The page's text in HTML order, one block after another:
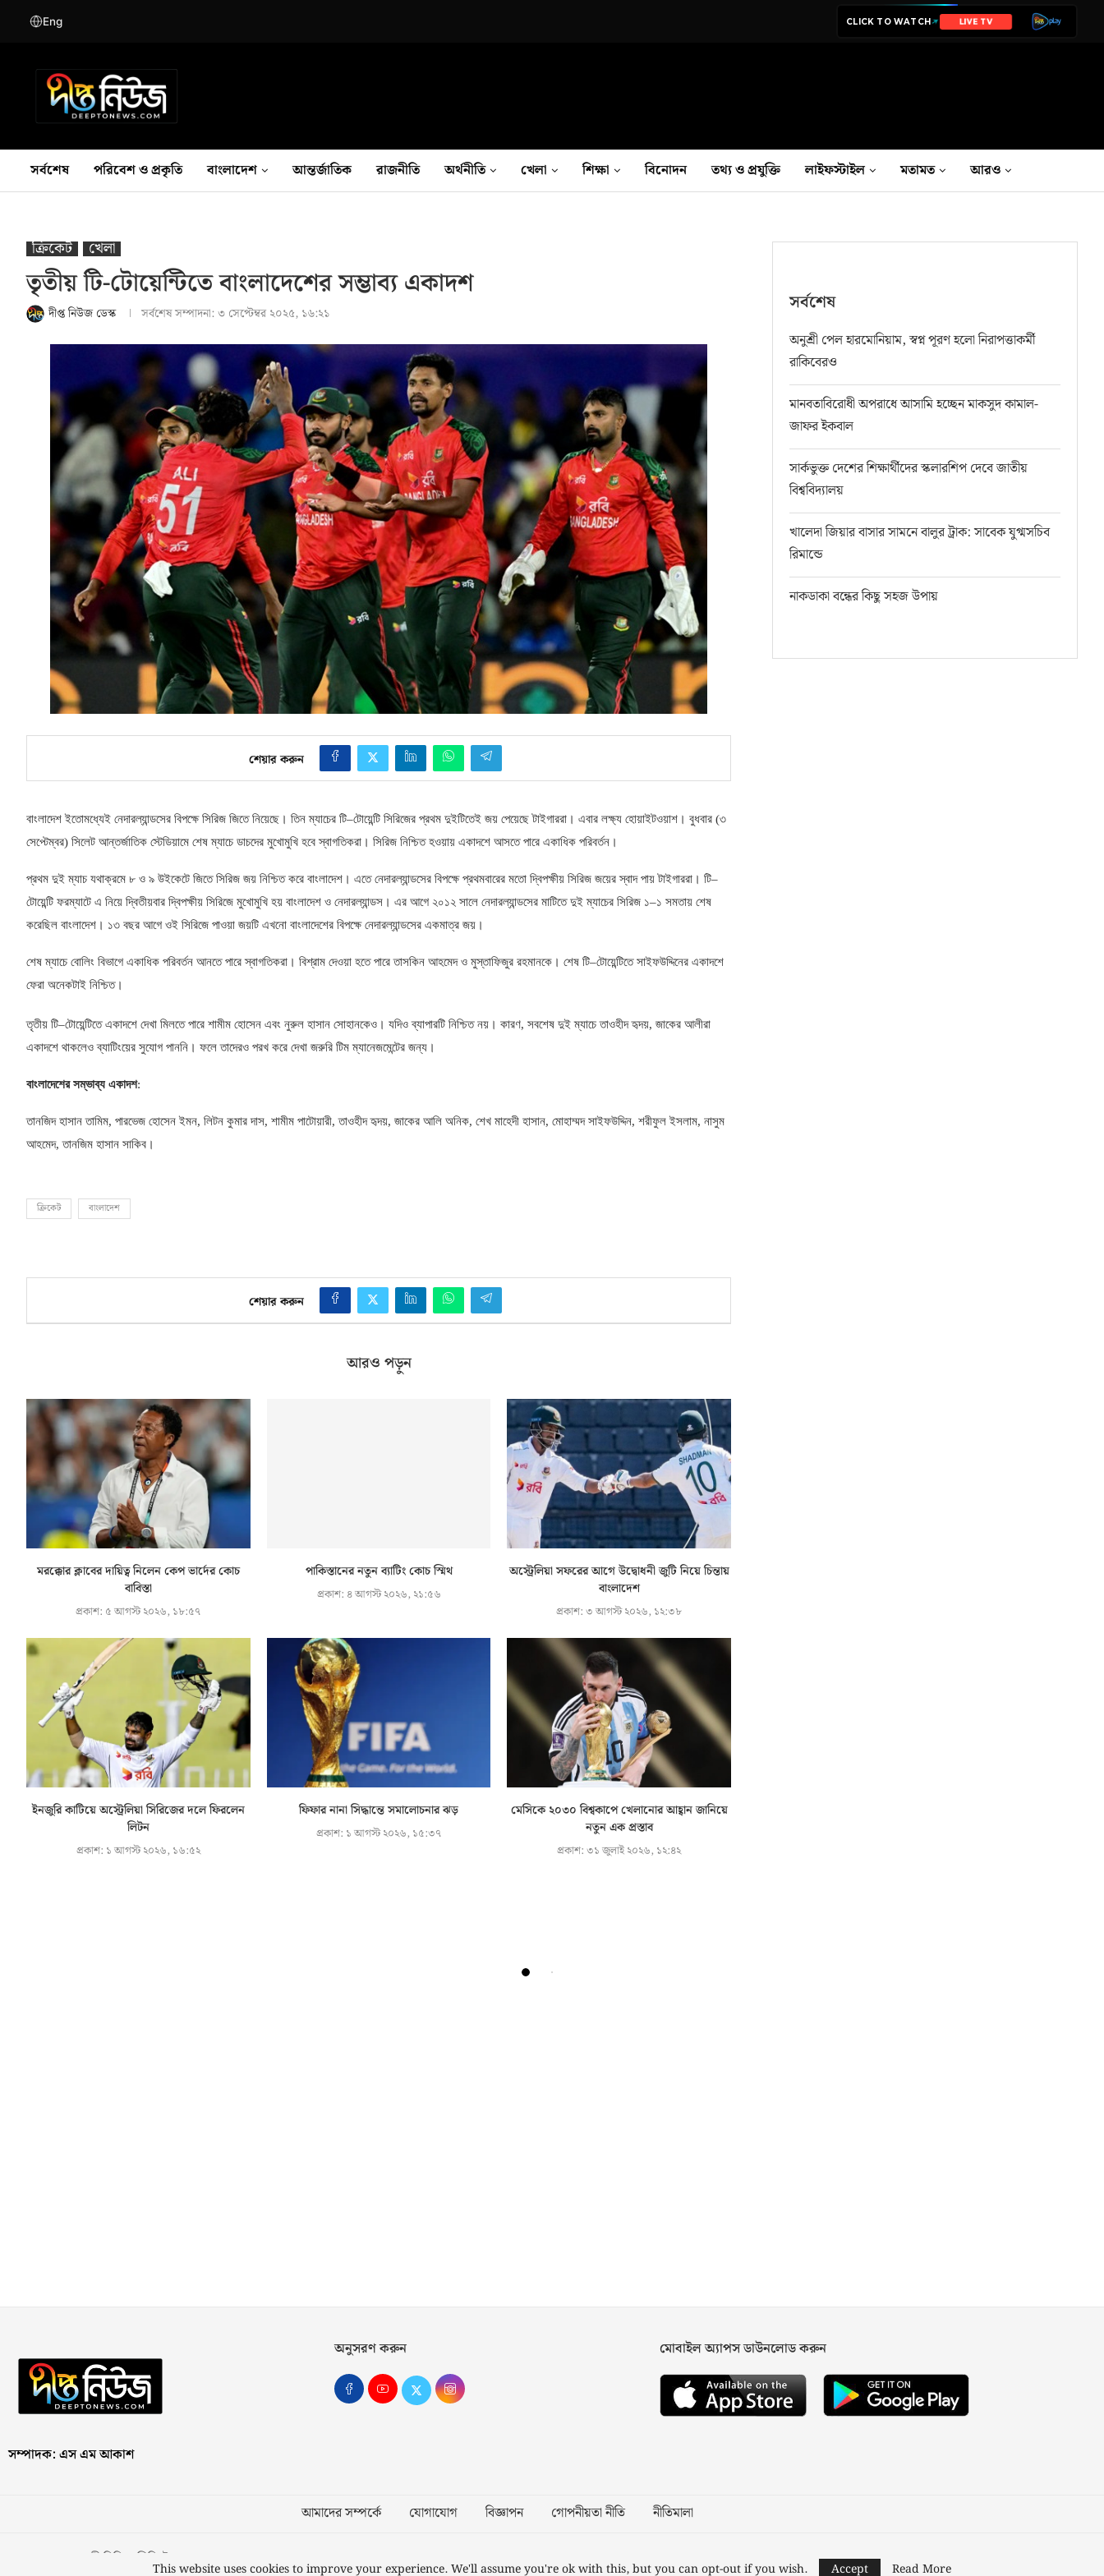
Eng CLICK TO WATCH NEWS
সর্বশেষ পরিবেশ ও প্রকৃতি বাংলাদেশ আন্তর্জাতিক রাজনীতি অর্থনীতি খেলা শিক্ষা বিনোদন তথ‍্য ও প্রযুক্তি লাইফস্টাইল মতামত আরও
ক্রিকেট খেলা
তৃতীয় টি-টোয়েন্টিতে বাংলাদেশের সম্ভাব্য একাদশ
দীপ্ত নিউজ ডেস্ক সর্বশেষ সম্পাদনা:৩ সেপ্টেম্বর ২০২৫, ১৬:২১
শেয়ার করুন
বাংলাদেশ ইতোমধ্যেই নেদারল্যান্ডসের বিপক্ষে সিরিজ জিতে নিয়েছে। তিন ম্যাচের টি–টোয়েন্টি সিরিজের প্রথম দুইটিতেই জয় পেয়েছে টাইগাররা। এবার লক্ষ্য হোয়াইটওয়াশ। বুধবার (৩
সেপ্টেম্বর) সিলেট আন্তর্জাতিক স্টেডিয়ামে শেষ ম্যাচে ডাচদের মুখোমুখি হবে স্বাগতিকরা। সিরিজ নিশ্চিত হওয়ায় একাদশে আসতে পারে একাধিক পরিবর্তন।
প্রথম দুই ম্যাচ যথাক্রমে ৮ ও ৯ উইকেটে জিতে সিরিজ জয় নিশ্চিত করে বাংলাদেশ। এতে নেদারল্যান্ডসের বিপক্ষে প্রথমবারের মতো দ্বিপক্ষীয় সিরিজ জয়ের স্বাদ পায় টাইগাররা। টি–
টোয়েন্টি ফরম্যাটে এ নিয়ে দ্বিতীয়বার দ্বিপক্ষীয় সিরিজে মুখোমুখি হয় বাংলাদেশ ও নেদারল্যান্ডস। এর আগে ২০১২ সালে নেদারল্যান্ডসের মাটিতে দুই ম্যাচের সিরিজ ১–১ সমতায় শেষ
করেছিল বাংলাদেশ। ১৩ বছর আগে ওই সিরিজে পাওয়া জয়টি এখনো বাংলাদেশের বিপক্ষে নেদারল্যান্ডসের একমাত্র জয়।
শেষ ম্যাচে বোলিং বিভাগে একাধিক পরিবর্তন আনতে পারে স্বাগতিকরা। বিশ্রাম দেওয়া হতে পারে তাসকিন আহমেদ ও মুস্তাফিজুর রহমানকে। শেষ টি–টোয়েন্টিতে সাইফউদ্দিনের একাদশে
ফেরা অনেকটাই নিশ্চিত।
তৃতীয় টি–টোয়েন্টিতে একাদশে দেখা মিলতে পারে শামীম হোসেন এবং নুরুল হাসান সোহানকেও। যদিও ব্যাপারটি নিশ্চিত নয়। কারণ, সবশেষ দুই ম্যাচে তাওহীদ হৃদয়, জাকের আলীরা
একাদশে থাকলেও ব্যাটিংয়ের সুযোগ পাননি। ফলে তাদেরও পরখ করে দেখা জরুরি টিম ম্যানেজমেন্টের জন্য।
বাংলাদেশের সম্ভাব্য একাদশ:
তানজিদ হাসান তামিম, পারভেজ হোসেন ইমন, লিটন কুমার দাস, শামীম পাটোয়ারী,তাওহীদ হৃদয়, জাকের আলি অনিক, শেখ মাহেদী হাসান, মোহাম্মদ সাইফউদ্দিন, শরীফুল ইসলাম, নাসুম
আহমেদ,তানজিম হাসান সাকিব।
ক্রিকেট বাংলাদেশ
শেয়ার করুন
আরও পড়ুন
মরক্কোর ক্লাবের দায়িত্ব নিলেন কেপ ভার্দের কোচ
বাবিস্তা
প্রকাশ: ৫ আগস্ট ২০২৬, ১৮:৫৭
পাকিস্তানের নতুন ব্যাটিং কোচ স্মিথ
প্রকাশ: ৪ আগস্ট ২০২৬, ২১:৫৬
অস্ট্রেলিয়া সফরের আগে উদ্বোধনী জুটি নিয়ে চিন্তায়
বাংলাদেশ
প্রকাশ:৩ আগস্ট ২০২৬, ১২:৩৮
ইনজুরি কাটিয়ে অস্ট্রেলিয়া সিরিজের দলে ফিরলেন
লিটন
প্রকাশ: ১ আগস্ট ২০২৬, ১৬:৫২
ফিফার নানা সিদ্ধান্তে সমালোচনার ঝড়
প্রকাশ: ১ আগস্ট ২০২৬, ১৫:৩৭
মেসিকে ২০৩০ বিশ্বকাপে খেলানোর আহ্বান জানিয়ে
নতুন এক প্রস্তাব
প্রকাশ:৩১ জুলাই ২০২৬, ১২:৪২
সর্বশেষ
অনুশ্রী পেল হারমোনিয়াম, স্বপ্ন পূরণ হলো নিরাপত্তাকর্মী
রাকিবেরও
মানবতাবিরোধী অপরাধে আসামি হচ্ছেন মাকসুদ কামাল-
জাফর ইকবাল
সার্কভুক্ত দেশের শিক্ষার্থীদের স্কলারশিপ দেবে জাতীয়
বিশ্ববিদ্যালয়
খালেদা জিয়ার বাসার সামনে বালুর ট্রাক: সাবেক যুগ্মসচিব
রিমান্ডে
নাকডাকা বন্ধের কিছু সহজ উপায়
সম্পাদক: এস এম আকাশ
অনুসরণ করুন মোবাইল অ্যাপস ডাউনলোড করুন
আমাদের সম্পর্কে যোগাযোগ বিজ্ঞাপন গোপনীয়তা নীতি নীতিমালা
স্বত্ব © ২০২৩ কাজী মিডিয়া লিমিটেড Designed and Developed byNusratech Pte Ltd.
This website uses cookies to improve your experience. We'll assume you're ok with this, but you can opt-out if you wish. Accept Read More